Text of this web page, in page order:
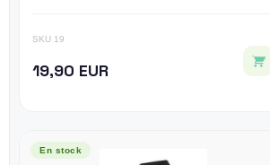
SKU 19
19,90 EUR
En stock